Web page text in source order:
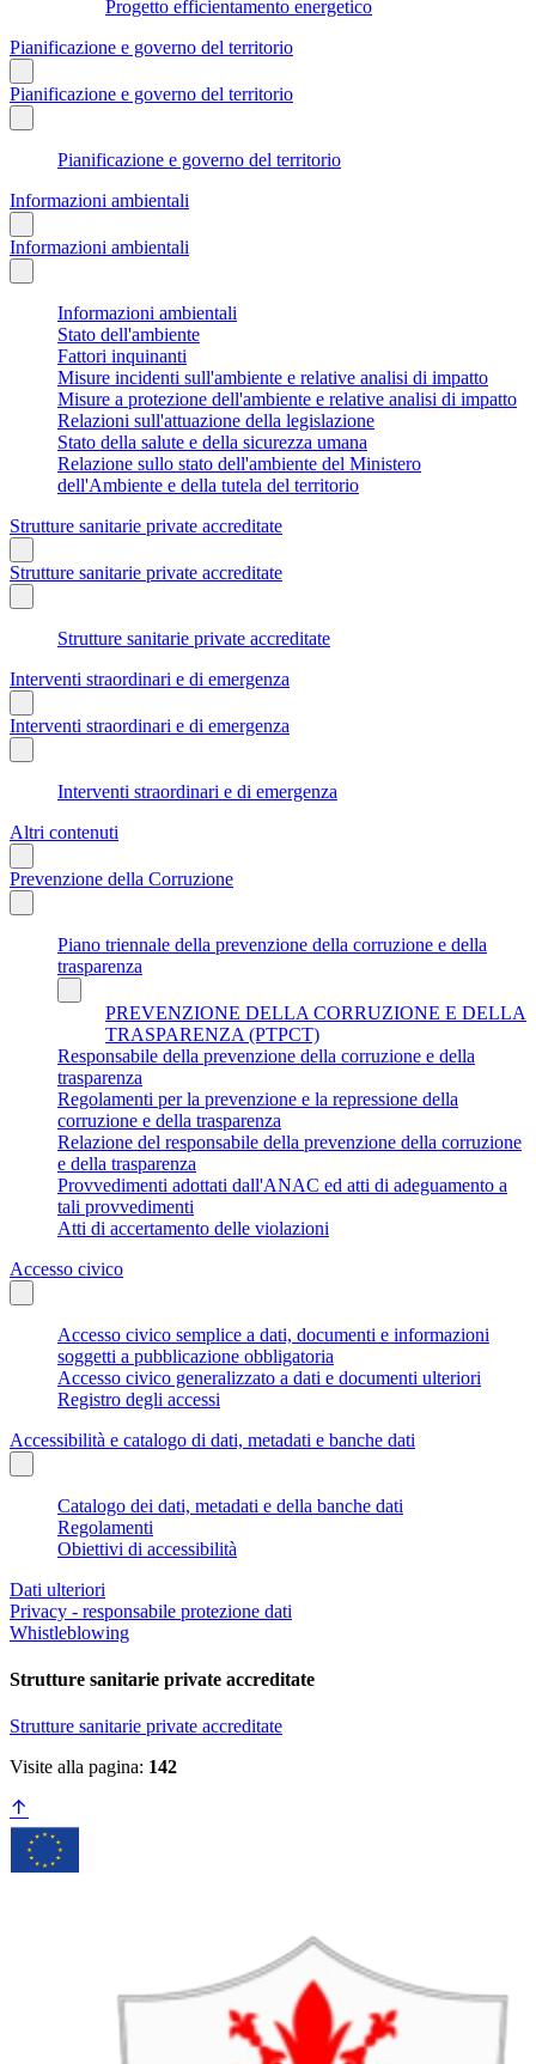
Progetto efficientamento energetico
Pianificazione e governo del territorio
Pianificazione e governo del territorio
Pianificazione e governo del territorio
Informazioni ambientali
Informazioni ambientali
Informazioni ambientali
Stato dell'ambiente
Fattori inquinanti
Misure incidenti sull'ambiente e relative analisi di impatto
Misure a protezione dell'ambiente e relative analisi di impatto
Relazioni sull'attuazione della legislazione
Stato della salute e della sicurezza umana
Relazione sullo stato dell'ambiente del Ministero
dell'Ambiente e della tutela del territorio
Strutture sanitarie private accreditate
Strutture sanitarie private accreditate
Strutture sanitarie private accreditate
Interventi straordinari e di emergenza
Interventi straordinari e di emergenza
Interventi straordinari e di emergenza
Altri contenuti
Prevenzione della Corruzione
Piano triennale della prevenzione della corruzione e della
trasparenza
PREVENZIONE DELLA CORRUZIONE E DELLA
TRASPARENZA (PTPCT)
Responsabile della prevenzione della corruzione e della
trasparenza
Regolamenti per la prevenzione e la repressione della
corruzione e della trasparenza
Relazione del responsabile della prevenzione della corruzione
e della trasparenza
Provvedimenti adottati dall'ANAC ed atti di adeguamento a
tali provvedimenti
Atti di accertamento delle violazioni
Accesso civico
Accesso civico semplice a dati, documenti e informazioni
soggetti a pubblicazione obbligatoria
Accesso civico generalizzato a dati e documenti ulteriori
Registro degli accessi
Accessibilità e catalogo di dati, metadati e banche dati
Catalogo dei dati, metadati e della banche dati
Regolamenti
Obiettivi di accessibilità
Dati ulteriori
Privacy - responsabile protezione dati
Whistleblowing
Strutture sanitarie private accreditate
Strutture sanitarie private accreditate
Visite alla pagina: 142